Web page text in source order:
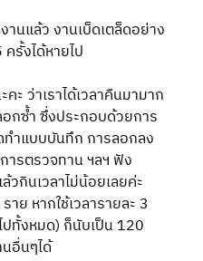
นแล้ว งานเบ็ดเตล็ดอย่าง
งได้หายไป
ะ ว่าเราได้เวลาคืนมามาก
กซ้ำ ซึ่งประกอบด้วยการ
ำแบบบันทึก การลอกลง
รตรวจทาน ฯลฯ ฟัง
กินเวลาไม่น้อยเลยค่ะ
ย หากใช้เวลารายละ 3
ปทั้งหมด) ก็นับเป็น 120
อื่นๆได้